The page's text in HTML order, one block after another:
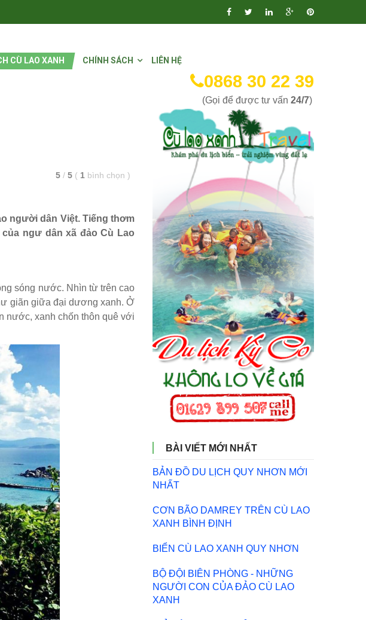
CÙ LAO XANH CHÍNH SÁCH LIÊN HỆ
0868 30 22 39
(Gọi để được tư vấn 24/7)
5 / 5 ( 1 bình chọn )
người dân Việt. Tiếng thơm
ngư dân xã đảo Cù Lao
sóng nước. Nhìn từ trên cao
giãn giữa đại dương xanh. Ở
nước, xanh chốn thôn quê với
BÀI VIẾT MỚI NHẤT
BẢN ĐỒ DU LỊCH QUY NHƠN MỚI
NHẤT
CƠN BÃO DAMREY TRÊN CÙ LAO
XANH BÌNH ĐỊNH
BIỂN CÙ LAO XANH QUY NHƠN
BỘ ĐỘI BIÊN PHÒNG - NHỮNG
NGƯỜI CON CỦA ĐẢO CÙ LAO
XANH